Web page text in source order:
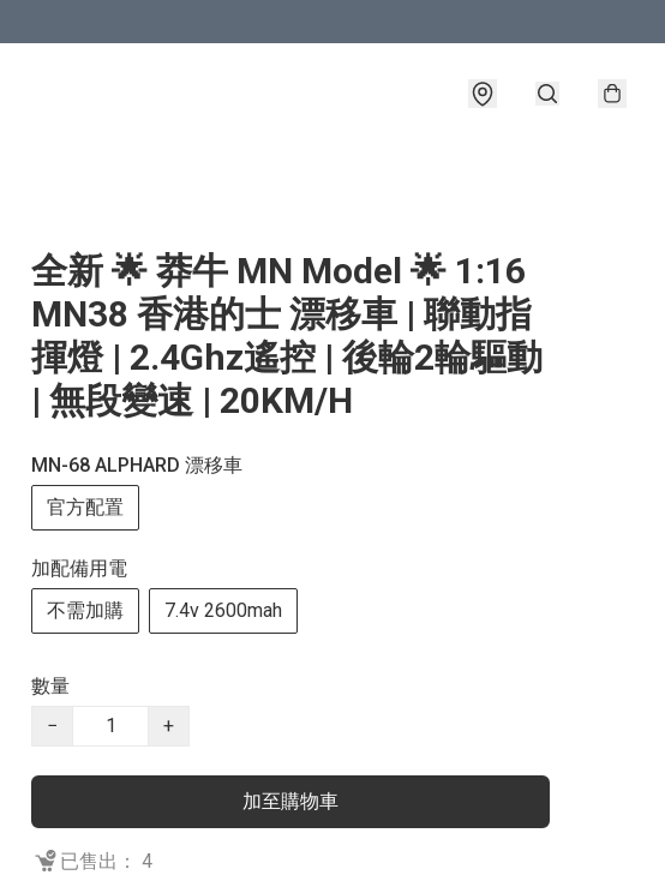
全新 🌟 莽牛 MN Model 🌟 1:16
MN38 香港的士 漂移車 | 聯動指
揮燈 | 2.4Ghz遙控 | 後輪2輪驅動
| 無段變速 | 20KM/H
MN-68 ALPHARD 漂移車
官方配置
加配備用電
不需加購
7.4v 2600mah
數量
−
+
加至購物車
已售出： 4